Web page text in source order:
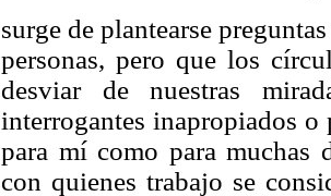
surge de plantearse
personas, pero que los
desviar de nuestras
interrogantes inapropiados o
para mí como para muchas
con quienes trabajo se